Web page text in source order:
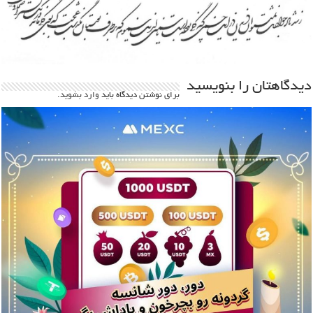
دیدگاهتان را بنویسید
برای نوشتن دیدگاه باید وارد بشوید.